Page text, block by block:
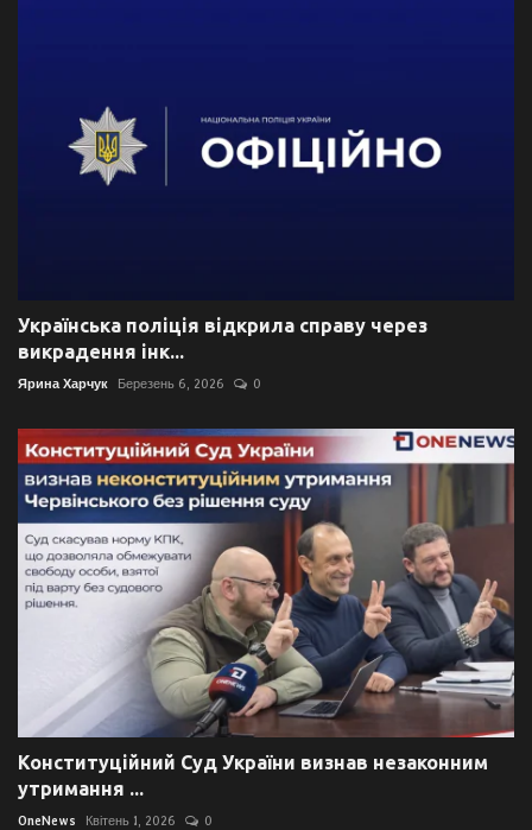
Українська поліція відкрила справу через
викрадення інк...
Ярина Харчук Березень 6, 2026 0
Конституційний Суд України визнав незаконним
утримання ...
OneNews Квітень 1, 2026 0